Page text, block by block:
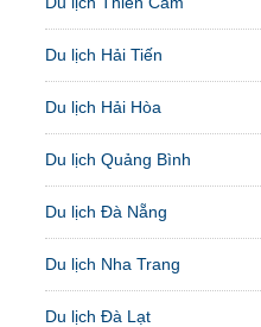
Du lịch Hải Tiến
Du lịch Hải Hòa
Du lịch Quảng Bình
Du lịch Đà Nẵng
Du lịch Nha Trang
Du lịch Đà Lạt